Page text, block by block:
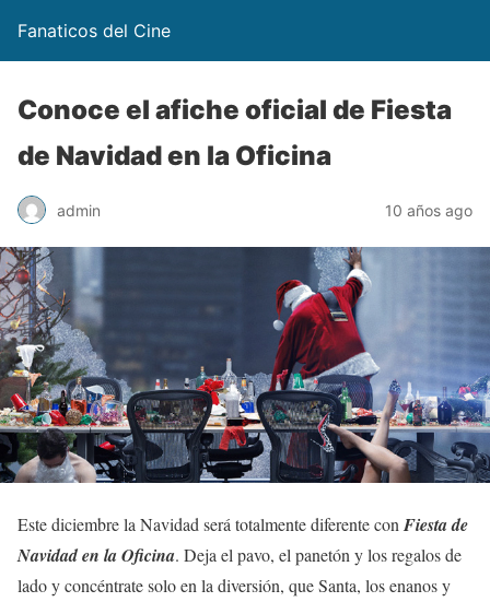
Fanaticos del Cine
Conoce el afiche oficial de Fiesta
de Navidad en la Oficina
admin 10 años ago
Este diciembre la Navidad será totalmente diferente con Fiesta de
Navidad en la Oficina. Deja el pavo, el panetón y los regalos de
lado y concéntrate solo en la diversión, que Santa, los enanos y